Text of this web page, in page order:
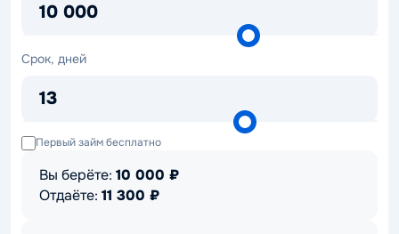
10 000
Срок, дней
13
Срок,
Первый займ бесплатно
Вы берёте: 10 000 ₽
Отдаёте: 11 300 ₽